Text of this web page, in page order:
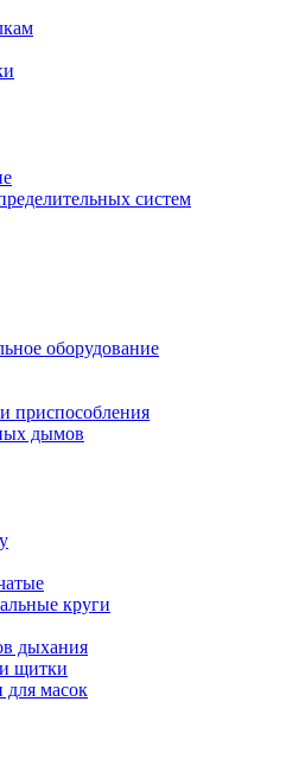
систем
оборудование
приспособления
дымов
круги
дыхания
щитки
для масок